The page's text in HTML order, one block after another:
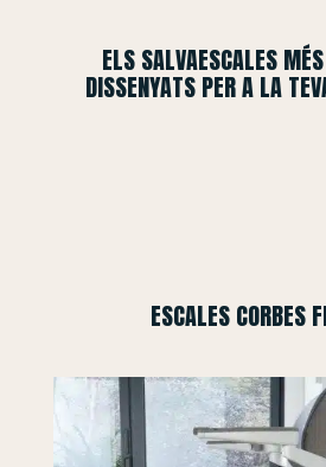
ELS SALVAESCALES
DISSENYATS PER A LA
ESCALES CORBES